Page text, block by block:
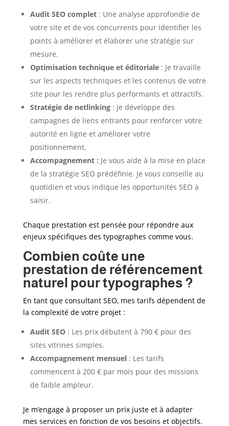
Audit SEO complet: Une analyse approfondie de
votre site et de vos concurrents pour identifier les
points à améliorer et élaborer une stratégie sur
mesure.
Optimisation technique et éditoriale: Je travaille
sur les aspects techniques et les contenus de votre
site pour les rendre plus performants et attractifs.
Stratégie de netlinking: Je développe des
campagnes de liens entrants pour renforcer votre
autorité en ligne et améliorer votre
positionnement.
Accompagnement : Je vous aide à la mise en place
de la stratégie SEO prédéfinie. Je vous conseille au
quotidien et vous indique les opportunités SEO à
saisir.
Chaque prestation est pensée pour répondre aux
enjeux spécifiques des typographes comme vous.
Combien coûte une
prestation de référencement
naturel pour typographes ?
En tant que consultant SEO, mes tarifs dépendent de
la complexité de votre projet :
Audit SEO: Les prix débutent à 790 € pour des
sites vitrines simples.
Accompagnement mensuel: Les tarifs
commencent à 200 € par mois pour des missions
de faible ampleur.
Je m’engage à proposer un prix juste et à adapter
mes services en fonction de vos besoins et objectifs.